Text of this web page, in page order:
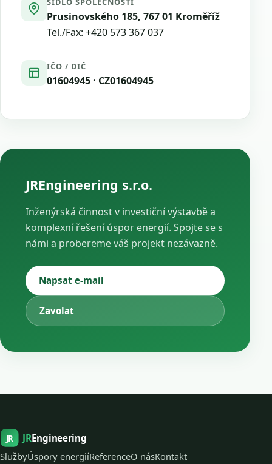
Prusinovského 185, 767 01 Kroměříž
Tel./Fax: +420 573 367 037
IČO / DIČ
01604945 · CZ01604945
JREngineering s.r.o.
Inženýrská činnost v investiční výstavbě a
komplexní řešení úspor energií. Spojte se s
námi a probereme váš projekt nezávazně.
Napsat e-mail
Zavolat
JR JREngineering
SlužbyÚspory energiíReferenceO násKontakt